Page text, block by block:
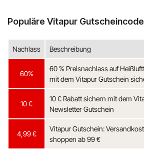
Populäre Vitapur
Nachlass Beschreibung
60%
60 % Preisnachlass auf
mit dem Vitapur Gutschein
10 €
10 € Rabatt sichern mit dem
Newsletter Gutschein
4,99 €
Vitapur Gutschein:
shoppen ab 99 €